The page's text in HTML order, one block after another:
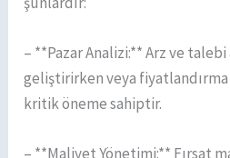
– **Pazar Analizi:** Arz ve
geliştirirken veya
kritik öneme sahiptir.
– **Maliyet Yönetimi:** Fırsat